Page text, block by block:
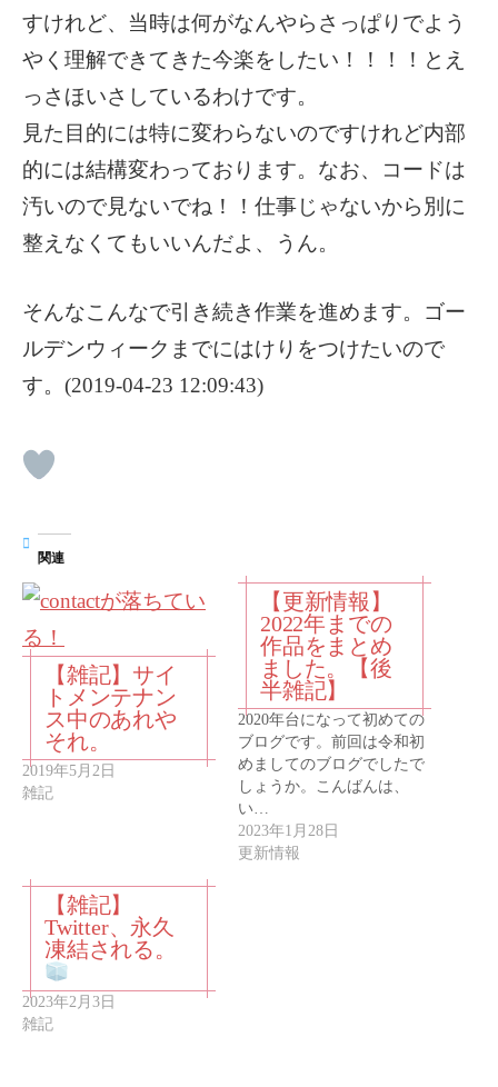
すけれど、当時は何がなんやらさっぱりでよう
やく理解できてきた今楽をしたい！！！！とえ
っさほいさしているわけです。
見た目的には特に変わらないのですけれど内部
的には結構変わっております。なお、コードは
汚いので見ないでね！！仕事じゃないから別に
整えなくてもいいんだよ、うん。
そんなこんなで引き続き作業を進めます。ゴー
ルデンウィークまでにはけりをつけたいので
す。(2019-04-23 12:09:43)
関連
【雑記】サイ
トメンテナン
ス中のあれや
それ。
2019年5月2日
雑記
【更新情報】
2022年までの
作品をまとめ
ました。【後
半雑記】
2020年台になって初めての
ブログです。前回は令和初
めましてのブログでしたで
しょうか。こんばんは、
い…
2023年1月28日
更新情報
【雑記】
Twitter、永久
凍結される。
2023年2月3日
雑記